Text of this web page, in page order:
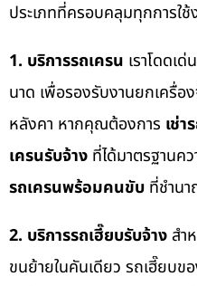
ประเภทที่ครอบคลุมทุกการใ
1. บริการรถเครน เราโดดเด่
นาด เพื่อรองรับงานยกเครื่
หลังคา หากคุณต้องการ เช่า
เครนรับจ้าง ที่ได้มาตรฐาน
รถเครนพร้อมคนขับ ที่ชำน
2. บริการรถเฮี๊ยบรับจ้าง สำ
ขนย้ายในคันเดียว รถเฮี๊ยบข